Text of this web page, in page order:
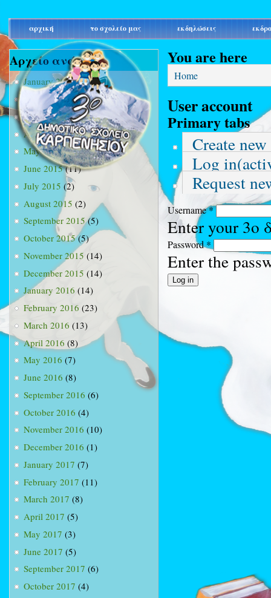
main_menu
αρχική το σχολείο μας εκδηλώσεις
Αρχείο ανά μήνα
January 2015(3)
February 2015(9)
March 2015(34)
April 2015(15)
May 2015(13)
June 2015(11)
July 2015 (2)
August 2015 (2)
September 2015(5)
October 2015(5)
November 2015 (14)
December 2015 (14)
January 2016 (14)
February 2016 (23)
March 2016 (13)
April 2016 (8)
May 2016 (7)
June 2016 (8)
September 2016 (6)
October 2016 (4)
November 2016 (10)
December 2016 (1)
January 2017 (7)
February 2017 (11)
March 2017 (8)
April 2017 (5)
May 2017 (3)
June 2017 (5)
September 2017 (6)
October 2017 (4)
You are here
Home
User account
Primary tabs
Create
Log in
Request
Username*
Enter your 3ο
Password*
Enter the